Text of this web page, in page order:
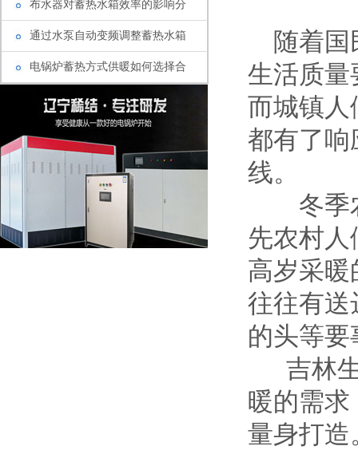
布水器对蓄热水箱效率的影响分
通过水泵自动变频调整蓄热水箱
电锅炉蓄热方式供暖如何选择合
随着国
生活质量
而城镇人
都有了响
线。
冬季农
先农村
高岁采
往往有送
的头等要
吉林生
暖的需
量身打造